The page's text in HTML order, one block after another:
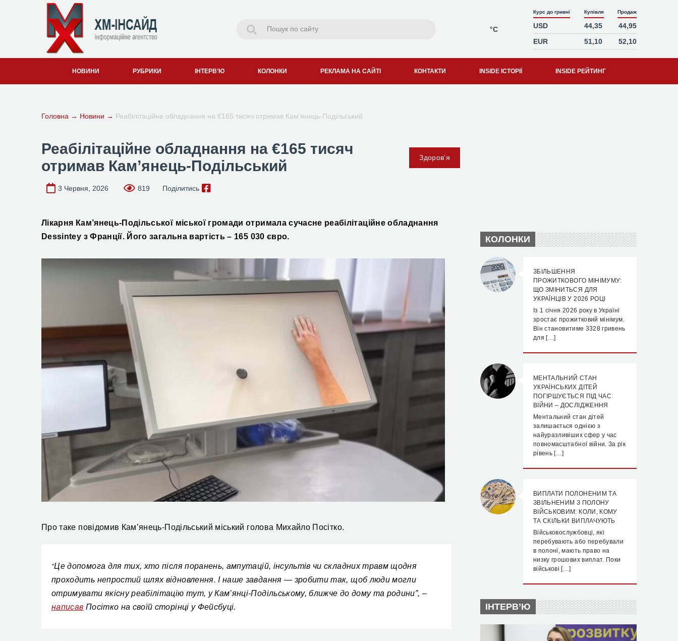
°C
Курс до гривні Купівля Продаж
USD 44,35
44,95
EUR
51,10 52,10
НОВИНИ РУБРИКИ ІНТЕРВ’Ю КОЛОНКИ РЕКЛАМА НА САЙТІ КОНТАКТИ INSIDE ІСТОРІЇ INSIDE РЕЙТИНГ
Головна → Новини → Реабілітаційне обладнання на €165 тисяч отримав Кам’янець-Подільський
Реабілітаційне обладнання на €165 тисяч
отримав Кам’янець-Подільський
Здоров‘я
3 Червня, 2026 819 Поділитись
Лікарня Кам’янець-Подільської міської громади отримала сучасне реабілітаційне обладнання
Dessintey з Франції. Його загальна вартість – 165 030 євро.
Про таке повідомив Кам’янець-Подільський міський голова Михайло Посітко.
“Це допомога для тих, хто після поранень, ампутацій, інсультів чи складних травм щодня
проходить непростий шлях відновлення. І наше завдання — зробити так, щоб люди могли
отримувати якісну реабілітацію тут, у Кам’янці-Подільському, ближче до дому та родини”, –
написав Посітко на своїй сторінці у Фейсбуці.
КОЛОНКИ
ЗБІЛЬШЕННЯ
ПРОЖИТКОВОГО МІНІМУМУ:
ЩО ЗМІНИТЬСЯ ДЛЯ
УКРАЇНЦІВ У 2026 РОЦІ
Із 1 січня 2026 року в Україні
зростає прожитковий мінімум.
Він становитиме 3328 гривень
для […]
МЕНТАЛЬНИЙ СТАН
УКРАЇНСЬКИХ ДІТЕЙ
ПОГІРШУЄТЬСЯ ПІД ЧАС
ВІЙНИ – ДОСЛІДЖЕННЯ
Ментальний стан дітей
залишається однією з
найуразливіших сфер у час
повномасштабної війни. За рік
рівень […]
ВИПЛАТИ ПОЛОНЕНИМ ТА
ЗВІЛЬНЕНИМ З ПОЛОНУ
ВІЙСЬКОВИМ: КОЛИ, КОМУ
ТА СКІЛЬКИ ВИПЛАЧУЮТЬ
Військовослужбовці, які
перебувають або перебували
в полоні, мають право на
низку грошових виплат. Поки
військові […]
ІНТЕРВ’Ю